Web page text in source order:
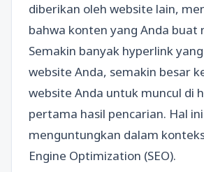
diberikan oleh website lain,
bahwa konten yang Anda buat
Semakin banyak hyperlink
website Anda, semakin besar
website Anda untuk muncul di
pertama hasil pencarian. Hal
menguntungkan dalam
Engine Optimization (SEO).